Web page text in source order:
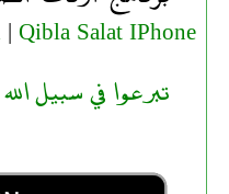
|Qibla Salat IPhone
تبرعوا في سبيل الله